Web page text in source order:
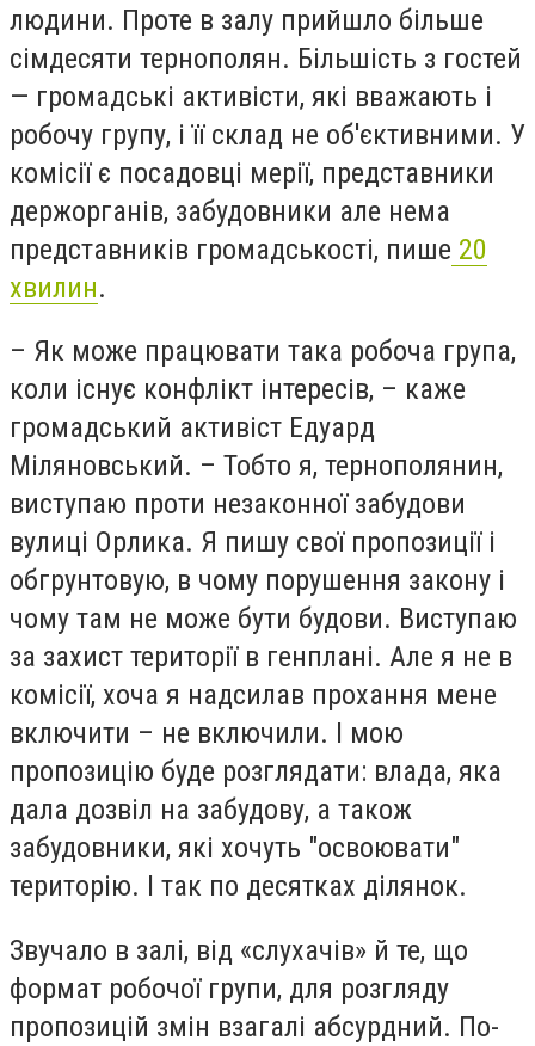
людини. Проте в залу прийшло більше
сімдесяти тернополян. Більшість з гостей
— громадські активісти, які вважають і
робочу групу, і її склад не об'єктивними. У
комісії є посадовці мерії, представники
держорганів, забудовники але нема
представників громадськості, пише 20
хвилин.
– Як може працювати така робоча група,
коли існує конфлікт інтересів, – каже
громадський активіст Едуард
Міляновський. – Тобто я, тернополянин,
виступаю проти незаконної забудови
вулиці Орлика. Я пишу свої пропозиції і
обгрунтовую, в чому порушення закону і
чому там не може бути будови. Виступаю
за захист території в генплані. Але я не в
комісії, хоча я надсилав прохання мене
включити – не включили. І мою
пропозицію буде розглядати: влада, яка
дала дозвіл на забудову, а також
забудовники, які хочуть "освоювати"
територію. І так по десятках ділянок.
Звучало в залі, від «слухачів» й те, що
формат робочої групи, для розгляду
пропозицій змін взагалі абсурдний. По-